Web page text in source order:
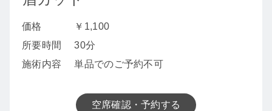
価格
￥1,100
所要時間
30分
施術内容
単品でのご予約不可
空席確認・予約する